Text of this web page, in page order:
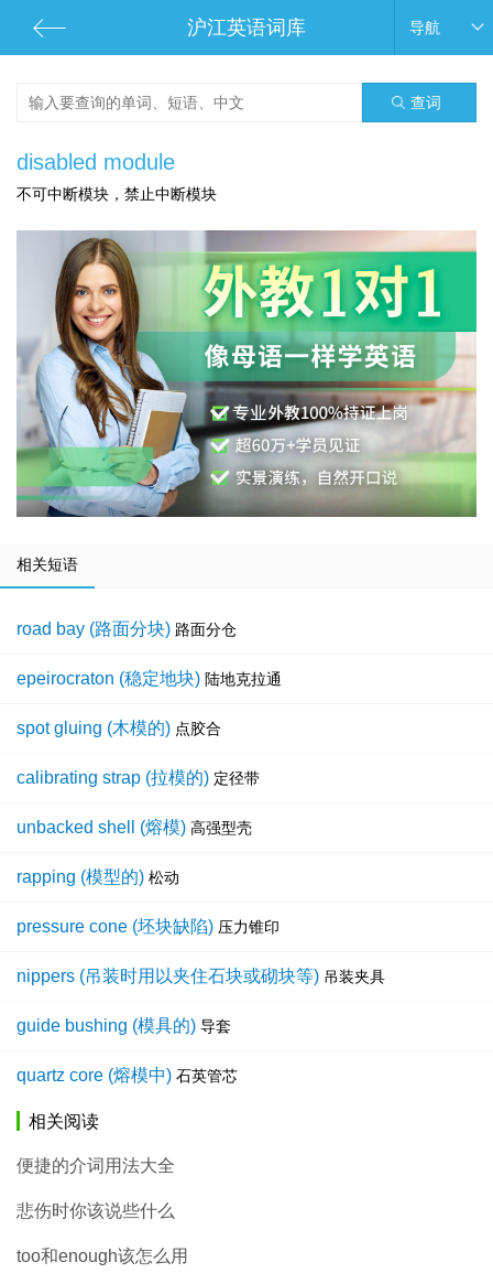
沪江英语词库 导航
查词
disabled module
不可中断模块，禁止中断模块
相关短语
road bay (路面分块) 路面分仓
epeirocraton (稳定地块) 陆地克拉通
spot gluing (木模的) 点胶合
calibrating strap (拉模的) 定径带
unbacked shell (熔模) 高强型壳
rapping (模型的) 松动
pressure cone (坯块缺陷) 压力锥印
nippers (吊装时用以夹住石块或砌块等) 吊装夹具
guide bushing (模具的) 导套
quartz core (熔模中) 石英管芯
相关阅读
便捷的介词用法大全
悲伤时你该说些什么
too和enough该怎么用